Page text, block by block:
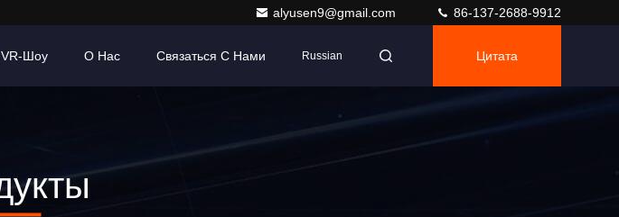
alyusen9@gmail.com 86-137-2688-9912
VR-Шоу О Нас Связаться С Нами Russian Цитата